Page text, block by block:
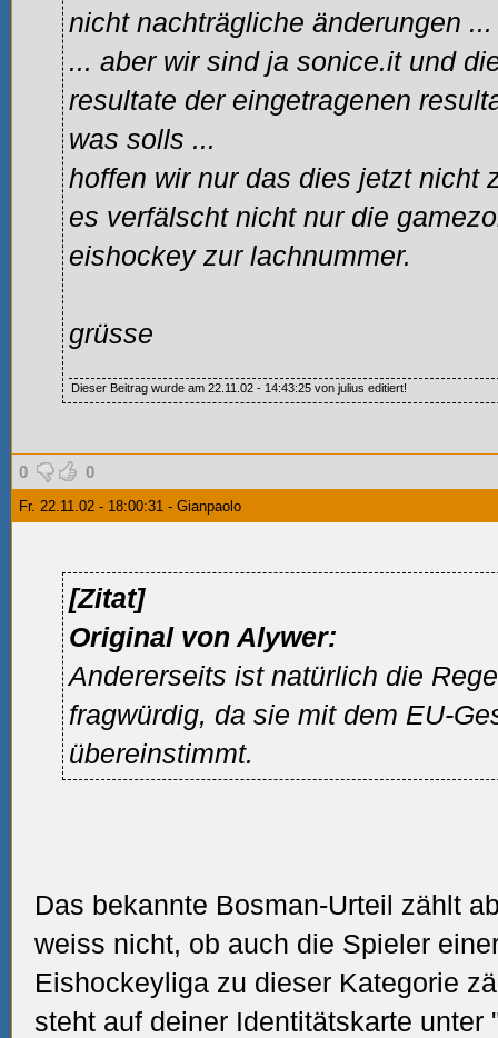
nicht nachträgliche änderungen ...
... aber wir sind ja sonice.it und
resultate der eingetragenen
was solls ...
hoffen wir nur das dies jetzt nicht
es verfälscht nicht nur die
eishockey zur lachnummer.
grüsse
Dieser Beitrag wurde am 22.11.02 - 14:43:25 von julius editiert!
0 0
Fr. 22.11.02 - 18:00:31 - Gianpaolo
[Zitat]
Original von Alywer:
Andererseits ist natürlich die
fragwürdig, da sie mit dem EU-
übereinstimmt.
Das bekannte Bosman-Urteil zählt
weiss nicht, ob auch die Spieler
Eishockeyliga zu dieser Kategorie
steht auf deiner Identitätskarte unter